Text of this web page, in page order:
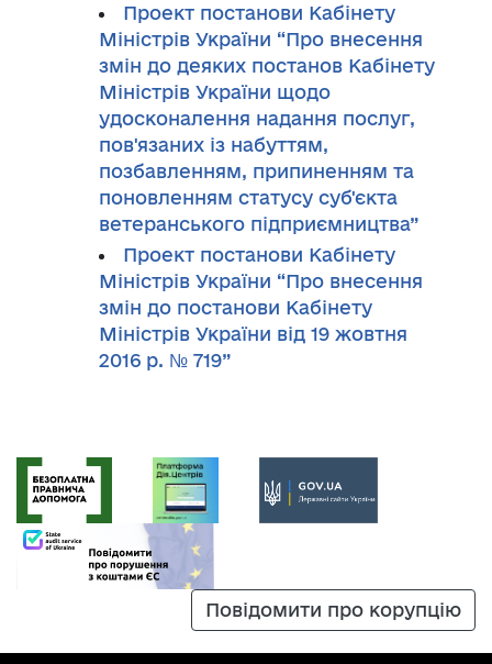
Проект постанови Кабінету
Міністрів України “Про внесення
змін до деяких постанов Кабінету
Міністрів України щодо
удосконалення надання послуг,
пов'язаних із набуттям,
позбавленням, припиненням та
поновленням статусу суб'єкта
ветеранського підприємництва”
Проект постанови Кабінету
Міністрів України “Про внесення
змін до постанови Кабінету
Міністрів України від 19 жовтня
2016 р. № 719”
Повідомити про корупцію